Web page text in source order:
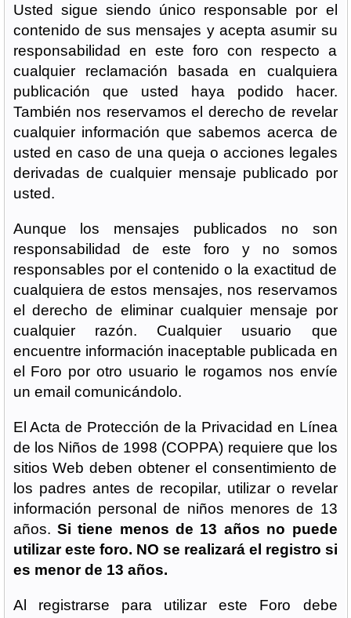
Usted sigue siendo único responsable por el
contenido de sus mensajes y acepta asumir su
responsabilidad en este foro con respecto a
cualquier reclamación basada en cualquiera
publicación que usted haya podido hacer.
También nos reservamos el derecho de revelar
cualquier información que sabemos acerca de
usted en caso de una queja o acciones legales
derivadas de cualquier mensaje publicado por
usted.
Aunque los mensajes publicados no son
responsabilidad de este foro y no somos
responsables por el contenido o la exactitud de
cualquiera de estos mensajes, nos reservamos
el derecho de eliminar cualquier mensaje por
cualquier razón. Cualquier usuario que
encuentre información inaceptable publicada en
el Foro por otro usuario le rogamos nos envíe
un email comunicándolo.
El Acta de Protección de la Privacidad en Línea
de los Niños de 1998 (COPPA) requiere que los
sitios Web deben obtener el consentimiento de
los padres antes de recopilar, utilizar o revelar
información personal de niños menores de 13
años. Si tiene menos de 13 años no puede
utilizar este foro. NO se realizará el registro si
es menor de 13 años.
Al registrarse para utilizar este Foro debe